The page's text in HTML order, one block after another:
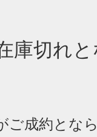
庫切れ
ご成約とな